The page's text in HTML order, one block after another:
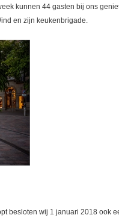
kunnen 44 gasten bij ons
en zijn keukenbrigade.
besloten wij 1 januari 2018 ook